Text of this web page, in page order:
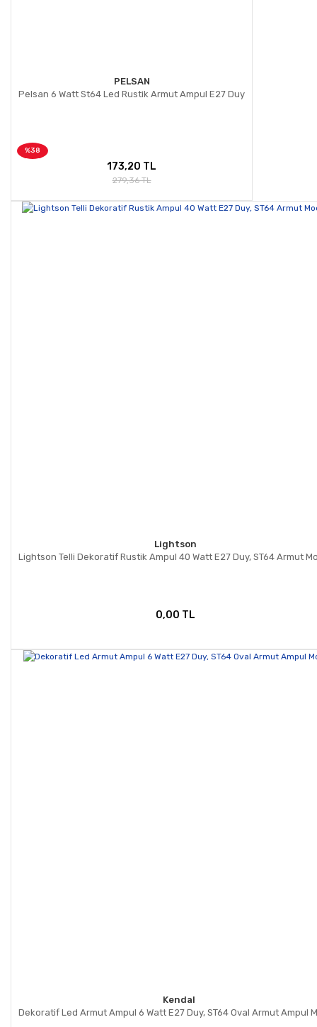
PELSAN
Pelsan 6 Watt St64 Led Rustik Armut Ampul E27 Duy
%38
173,20 TL
279,36 TL
Lightson
Lightson Telli Dekoratif Rustik Ampul 40 Watt E27 Duy, ST64 Armut
0,00 TL
Kendal
Dekoratif Led Armut Ampul 6 Watt E27 Duy, ST64 Oval Armut Ampul